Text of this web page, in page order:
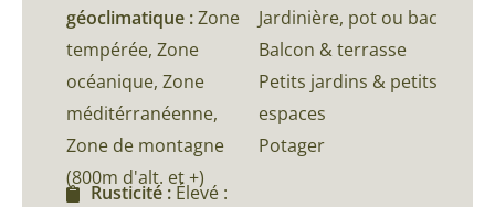
géoclimatique :Zone
tempérée, Zone
océanique, Zone
méditérranéenne,
Zone de montagne
(800m d'alt. et +)
Rusticité : Élevé :
Jardinière, pot ou bac
Balcon & terrasse
Petits jardins & petits
espaces
Potager